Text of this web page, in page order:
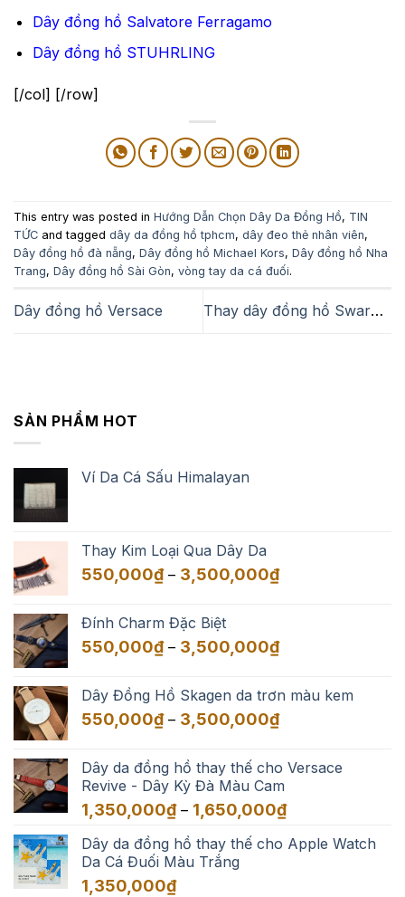
Dây đồng hồ Salvatore Ferragamo
Dây đồng hồ STUHRLING
[/col] [/row]
This entry was posted in Hướng Dẫn Chọn Dây Da Đồng Hồ, TIN
TỨC and tagged dây da đồng hồ tphcm, dây đeo thẻ nhân viên,
Dây đồng hồ đà nẵng, Dây đồng hồ Michael Kors, Dây đồng hồ Nha
Trang, Dây đồng hồ Sài Gòn, vòng tay da cá đuối.
Dây đồng hồ Versace Thay dây đồng hồ Swarovski
SẢN PHẨM HOT
Ví Da Cá Sấu Himalayan
Thay Kim Loại Qua Dây Da
550,000₫ – 3,500,000₫Khoảng
đến
Đính Charm Đặc Biệt
550,000₫ – 3,500,000₫Khoảng
550,000₫
đến
Dây Đồng Hồ Skagen da trơn màu kem
550,000₫ – 3,500,000₫Khoảng
550,000₫
đến
3,500,000₫
Dây da đồng hồ thay thế cho Versace
Revive - Dây Kỳ Đà Màu Cam
1,350,000₫ – 1,650,000₫Khoảng
từ
Dây da đồng hồ thay thế cho Apple Watch
Da Cá Đuối Màu Trắng
1,350,000₫